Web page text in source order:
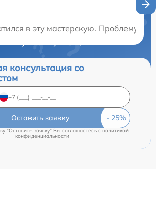
в эту мастерскую. Проблему
консультацию
консультация со
Оставить заявку
"Оставить заявку" Вы соглашаетесь c политикой
конфиденциальности